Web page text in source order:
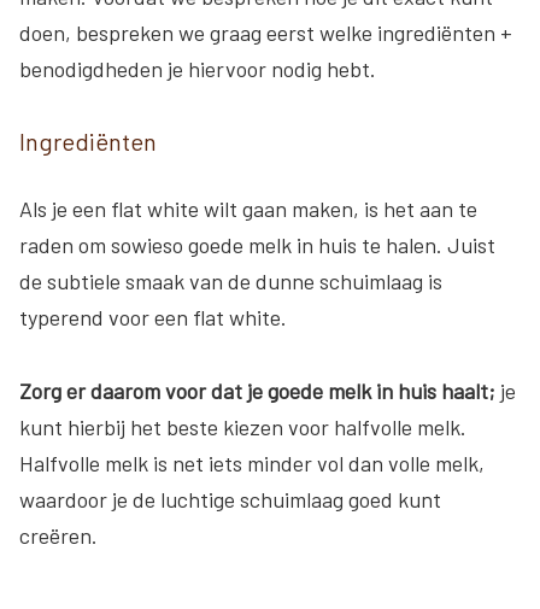
doen, bespreken we graag eerst welke ingrediënten +
benodigdheden je hiervoor nodig hebt.
Ingrediënten
Als je een flat white wilt gaan maken, is het aan te
raden om sowieso goede melk in huis te halen. Juist
de subtiele smaak van de dunne schuimlaag is
typerend voor een flat white.
Zorg er daarom voor dat je goede melk in huis haalt; je
kunt hierbij het beste kiezen voor halfvolle melk.
Halfvolle melk is net iets minder vol dan volle melk,
waardoor je de luchtige schuimlaag goed kunt
creëren.